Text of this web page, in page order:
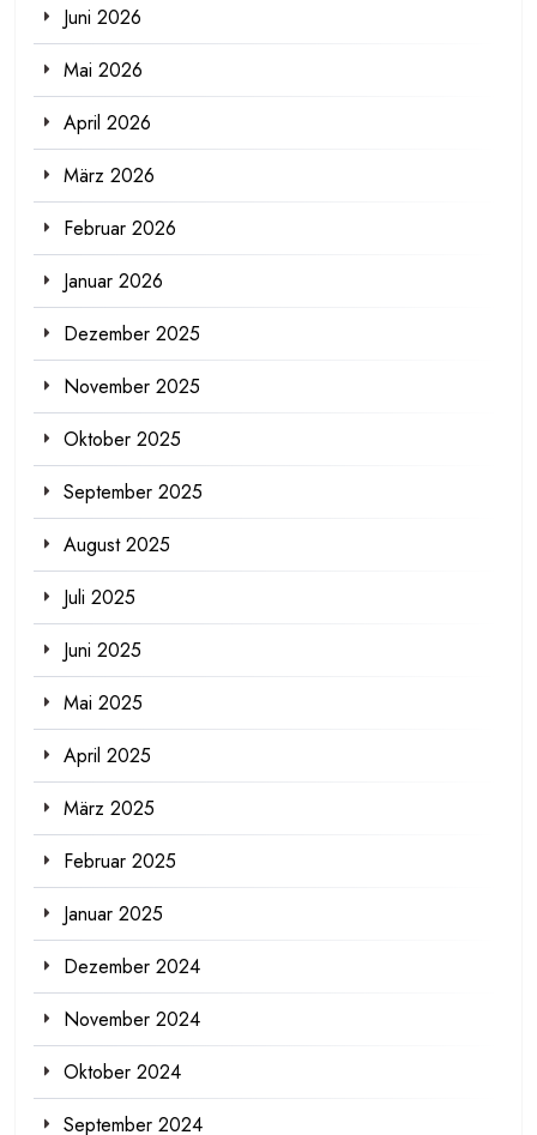
Juni 2026
Mai 2026
April 2026
März 2026
Februar 2026
Januar 2026
Dezember 2025
November 2025
Oktober 2025
September 2025
August 2025
Juli 2025
Juni 2025
Mai 2025
April 2025
März 2025
Februar 2025
Januar 2025
Dezember 2024
November 2024
Oktober 2024
September 2024